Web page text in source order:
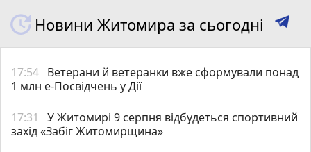
Новини Житомира за сьогодні
17:54 Ветерани й ветеранки вже сформували понад
1 млн е-Посвідчень у Дії
17:31
У Житомирі 9 серпня відбудеться спортивний
захід «Забіг Житомирщина»